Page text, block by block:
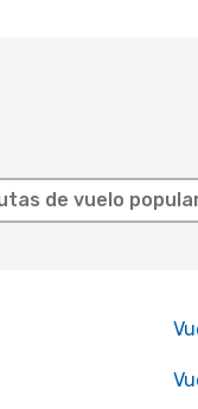
de vuelo